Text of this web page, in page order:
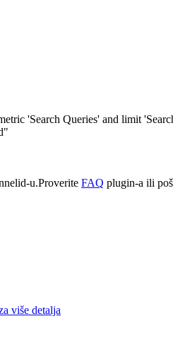
'Search Queries' and limit
u.Proverite FAQ plugin-a ili
više detalja